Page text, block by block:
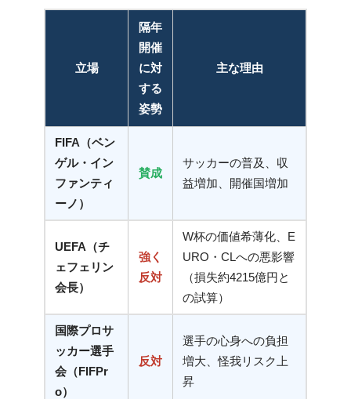
立場
隔年
開催
に対
する
姿勢
主な理由
FIFA（ベン
ゲル・イン
ファンティ
ーノ）
賛成
サッカーの普及、収
益増加、開催国増加
UEFA（チ
ェフェリン
会長）
強く
反対
W杯の価値希薄化、E
URO・CLへの悪影響
（損失約4215億円と
の試算）
国際プロサ
ッカー選手
会（FIFPr
o）
反対
選手の心身への負担
増大、怪我リスク上
昇